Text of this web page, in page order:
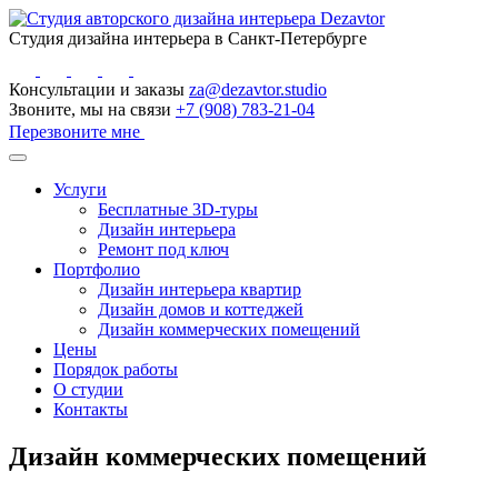
Студия дизайна интерьера в Санкт-Петербурге
Консультации и заказы za@dezavtor.studio
Звоните, мы на связи +7 (908) 783-21-04
Перезвоните мне
Услуги
Бесплатные 3D-туры
Дизайн интерьера
Ремонт под ключ
Портфолио
Дизайн интерьера квартир
Дизайн домов и коттеджей
Дизайн коммерческих помещений
Цены
Порядок работы
О студии
Контакты
Дизайн коммерческих помещений